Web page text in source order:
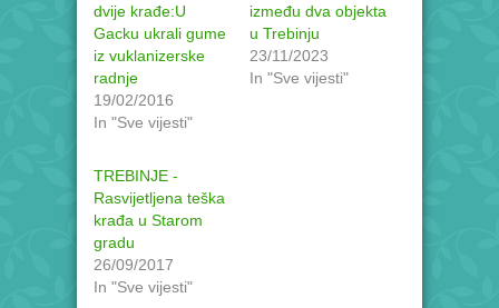
dvije krađe:U
Gacku ukrali gume
iz vuklanizerske
radnje
19/02/2016
In "Sve vijesti"
između dva objekta
u Trebinju
23/11/2023
In "Sve vijesti"
TREBINJE -
Rasvijetljena teška
krađa u Starom
gradu
26/09/2017
In "Sve vijesti"